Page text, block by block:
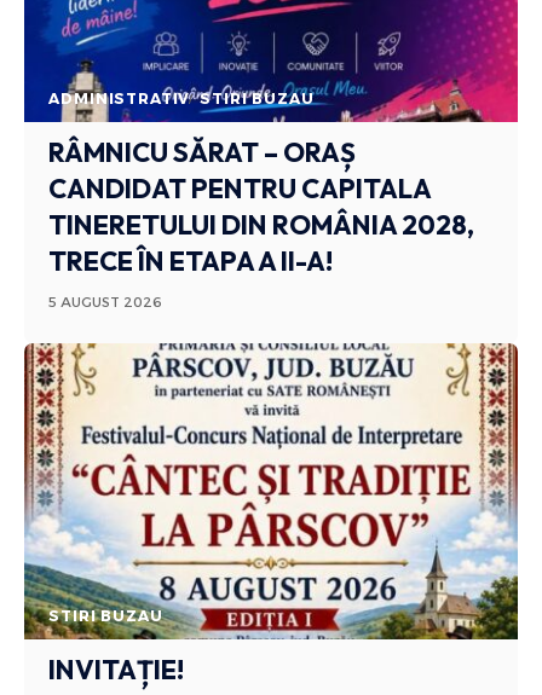
ADMINISTRATIV STIRI BUZAU
RÂMNICU SĂRAT – ORAȘ
CANDIDAT PENTRU CAPITALA
TINERETULUI DIN ROMÂNIA 2028,
TRECE ÎN ETAPA A II-A!
5 AUGUST 2026
STIRI BUZAU
INVITAȚIE!